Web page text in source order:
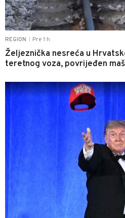
REGION Pre 1 h
Željeznička nesreća u
teretnog voza, povrijeđen